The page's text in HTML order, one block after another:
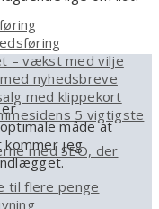
– vækst med vilje
nyhedsbreve
med klippekort
5 vigtigste
med SEO, der
til flere penge
er
måde at
kommer jeg